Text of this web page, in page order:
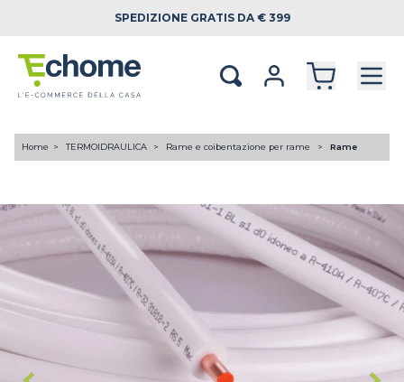
SPEDIZIONE GRATIS DA € 399
Home TERMOIDRAULICA Rame e coibentazione per rame Rame